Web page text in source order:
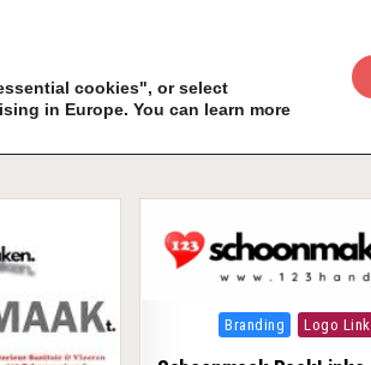
Posted in
Branding Logo
cookies", or select
in Europe. You can learn more